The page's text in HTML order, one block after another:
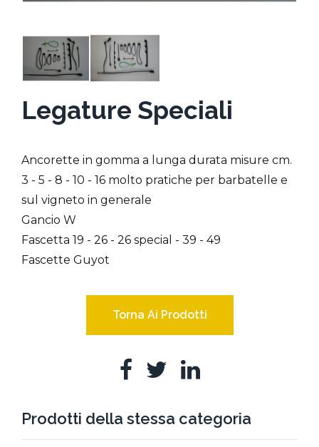
Legature Speciali
Ancorette in gomma a lunga durata misure cm.
3 - 5 - 8 - 10 - 16 molto pratiche per barbatelle e
sul vigneto in generale
Gancio W
Fascetta 19 - 26 - 26 special - 39 - 49
Fascette Guyot
Torna Ai Prodotti
Prodotti della stessa categoria